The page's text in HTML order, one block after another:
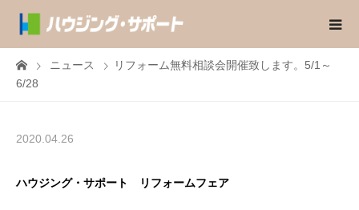
ニュース
リフォーム無料相談会開催致します。5/1～
6/28
2020.04.26
ハウジング・サポート リフォームフェア